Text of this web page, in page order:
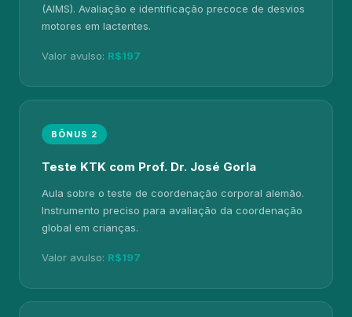
(AIMS). Avaliação e identificação precoce de desvios
motores em lactentes.
Valor avulso: R$197
BÔNUS 2
Teste KTK com Prof. Dr. José Gorla
Aula sobre o teste de coordenação corporal alemão.
Instrumento preciso para avaliação da coordenação
global em crianças.
Valor avulso: R$197